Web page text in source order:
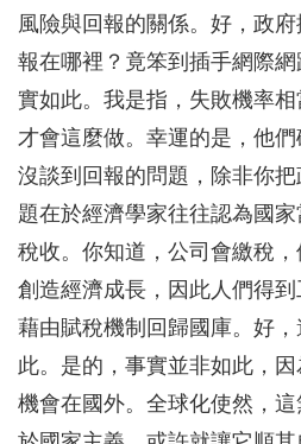
風險與回報的關係。好，政
報在哪裡？竟笨到插手網際
實如此。我是指，失敗機率
才會這麼做。幸運的是，他
沒談到回報的問題，除非你
題在於經濟學家往往認為國
稅收。你知道，公司會繳稅
創造經濟成長，因此人們得
藉由賦稅機制回歸國庫。好
此。是的，事實並非如此，
機會在國外。全球化使然，